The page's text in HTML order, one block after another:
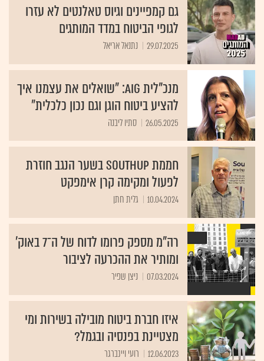
גם קמפיינים וגיוס טאלנטים לא עזרו
לגופי הביטוח במדד המותגים
29.07.2025 נתנאל אריאל
מנכ"לית AIG: ״שואלים את עצמנו איך
להציע ביטוח הוגן וגם נכון כלכלית״
26.05.2025 סתיו ליבנה
חממת SouthUp בשער הנגב חוזרת
לפעול ומקימה קרן אימפקט
10.04.2024 גלית חתן
רה"מ מספק פרומו לדוח של ה־7 באוק'
ומותיר את ההכרעה לציבור
07.03.2024 ניצן שפיר
איזו חברת ביטוח מובילה בשירות ומי
מצטיינת בפנסיה ובגמל?
12.06.2023 רועי ויינברגר